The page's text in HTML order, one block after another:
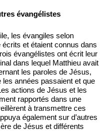
évangélistes
les évangiles selon
et étaient connus dans
évangélistes ont écrit leur
dans lequel Matthieu avait
les paroles de Jésus,
les années passaient et que
actions de Jésus et les
rapportés dans une
à transmettre ces
également sur d’autres
de Jésus et différents